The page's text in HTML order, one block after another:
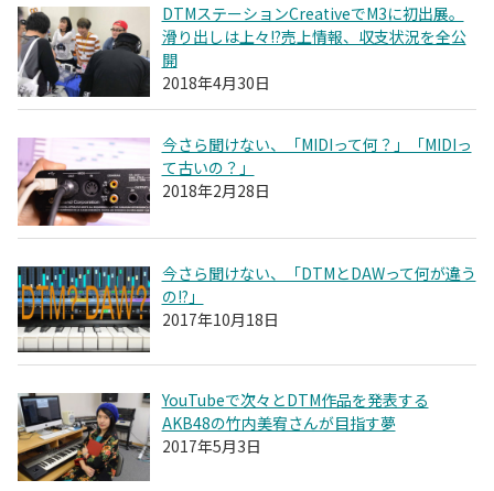
DTMステーションCreativeでM3に初出展。
滑り出しは上々!?売上情報、収支状況を全公
開
2018年4月30日
今さら聞けない、「MIDIって何？」「MIDIっ
て古いの？」
2018年2月28日
今さら聞けない、「DTMとDAWって何が違う
の!?」
2017年10月18日
YouTubeで次々とDTM作品を発表する
AKB48の竹内美宥さんが目指す夢
2017年5月3日